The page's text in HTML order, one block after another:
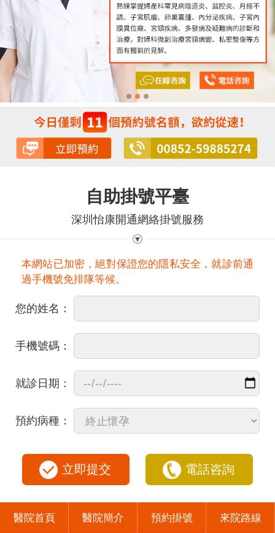
自助掛號平臺
深圳怡康開通網絡掛號服務
本網站已加密，絕對保證您的隱私安全，就診前通
過手機號免排隊等候。
您的姓名：
手機號碼：
就診日期：
預約病種：
立即提交 電話咨詢
醫院首頁 醫院簡介 預約掛號 來院路線